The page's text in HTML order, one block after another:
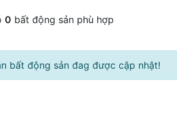
0 bất động sản phù hợp
bất động sản đag được cập nhật!